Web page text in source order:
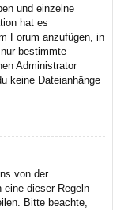
und einzelne
hat es
Forum anzufügen, in
bestimmte
Administrator
keine Dateianhänge
von der
eine dieser Regeln
Bitte beachte,